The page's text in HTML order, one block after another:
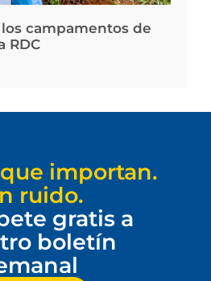
campamentos de
RDC
importan.
ruido.
gratis a
boletín